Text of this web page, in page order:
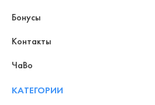
Бонусы
Контакты
ЧаВо
КАТЕГОРИИ